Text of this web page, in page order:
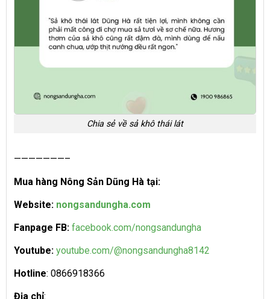
Chia sẻ về sả khô thái lát
———————–
Mua hàng Nông Sản Dũng Hà tại:
Website: nongsandungha.com
Fanpage FB: facebook.com/nongsandungha
Youtube: youtube.com/@nongsandungha8142
Hotline: 0866918366
Địa chỉ: